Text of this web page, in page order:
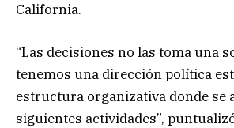
California.
“Las decisiones no las toma una
tenemos una dirección política
estructura organizativa donde se
siguientes actividades”,